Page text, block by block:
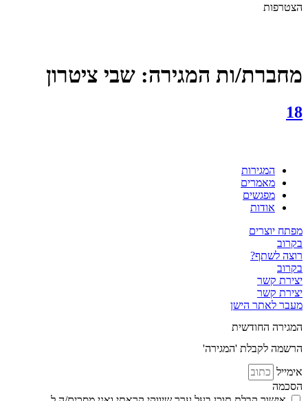
הצטרפות
מחברת/ות המגירה: שבי ציטרון
18
המגירות
מאמרים
מפגשים
אודות
מפתח יוצרים
בקרוב
רוצה לשתף?
בקרוב
יצירת קשר
יצירת קשר
מעבר לאתר הישן
המגירה החודשית
הרשמה לקבלת 'המגירה'
אימייל
הסכמה